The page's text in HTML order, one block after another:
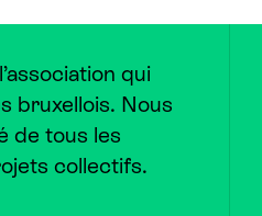
qui
bruxellois. Nous
de tous les
collectifs.